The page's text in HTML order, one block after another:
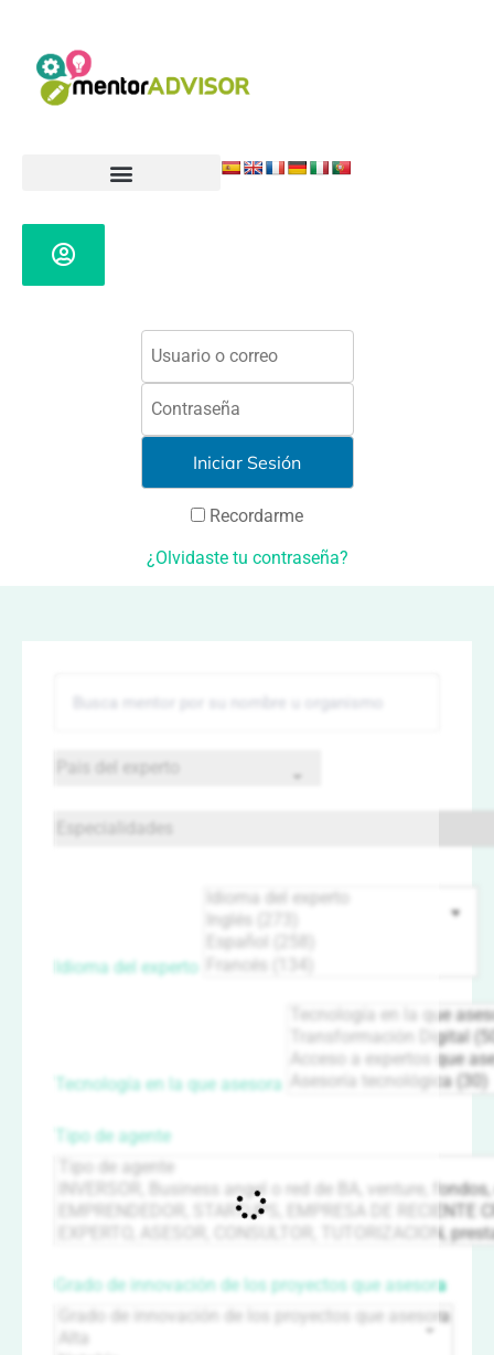
Recordarme
¿Olvidaste tu contraseña?
Idioma del experto
Tecnología en la que asesora
Tipo de agente
Grado de innovación de los proyectos que asesora